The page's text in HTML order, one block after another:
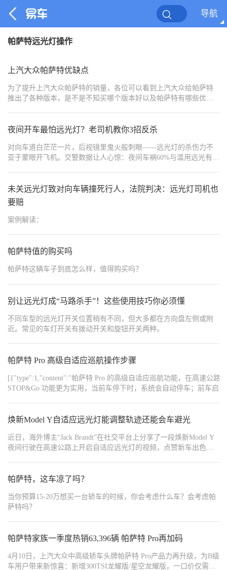
导航
帕萨特远光灯操作
上汽大众帕萨特优缺点
为了提升上汽大众帕萨特的销量，各位可以看到上汽大众给帕萨特
推出了各种版本，是不是不知买哪个版本好以及帕萨特有哪些优缺
夜间开车最怕远光灯？老司机教你3招反杀
对向车道白茫茫一片，后视镜里鬼火般刺眼——远光灯的杀伤力不
亚于蒙眼开飞机。交警数据让人心惊：夜间车祸60%与滥用远光有
击术**，从眼神训练、战术走位到科技改装，让你在灯光战场上反
客为主，专治各种不服！
未关远光灯致对向车辆撞死行人，法院判决：远光灯司机也
要赔
案例解读：
帕萨特值的购买吗
帕萨特这辆车子到底怎么样，值得购买吗？
别让远光灯成“马路杀手”！这些使用技巧你必须懂
不同车型的远光灯开关位置稍有不同，但大多都在方向盘左侧或附
近。常见的车灯开关有拨动开关和旋钮开关两种。
帕萨特 Pro 高级自适应巡航操作步骤
[{"type":1,"content":"帕萨特 Pro 的高级自适应巡航功能，在高速公
STOP&Go 功能更为实用，当前车停下时，系统会自动停车；前车启
（≥30 km/h），按下 SET 键，系统将锁定当前车速，进入巡航状态
位。","order":8},{"type":1,"content":"","order":9},{"type":1,"content":"
至停止时，系统将自动跟随减速并刹停，无需人工干预。
生效。","order":17},{"type":1,"content":"系统通过导航和摄像头提前
下 CNCL 键，巡航暂停，系统会记忆当前设定的车速和车距。
前的设定。","order":22},{"type":1,"content":"【完全退出】再次按下
{"type":1,"content":"","order":24},{"type":1,"content":"大家如有其他功
{"width":"720","type":2,"content":"https://img1.baa.bitautotech.com/
焕新Model Y自适应远光灯能调整轨迹还能会车避光
近日，海外博主“Jack Brandt”在社交平台上分享了一段焕新Model Y
夜间行驶在高速公路上开启自适应远光灯的视频，点赞新车出色的
帕萨特，这车凉了吗？
当你预算15-20万想买一台轿车的时候，你会考虑什么车？会考虑帕
萨特吗？
帕萨特家族一季度热销63,396辆 帕萨特 Pro再加码
4月10日，上汽大众中高级轿车头牌帕萨特 Pro产品力再升级，为B级
车用户带来新惊喜：新增300TSI龙耀版/星空龙耀版，一口价仅需